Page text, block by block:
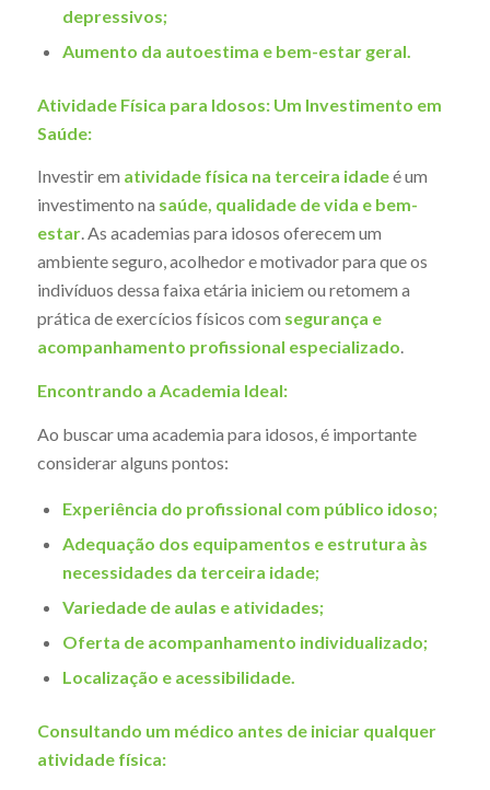
depressivos;
Aumento da autoestima e bem-estar geral.
Atividade Física para Idosos: Um Investimento em
Saúde:
Investir em atividade física na terceira idadeé um
investimento na saúde, qualidade de vida e bem-
estar. As academias para idosos oferecem um
ambiente seguro, acolhedor e motivador para que os
indivíduos dessa faixa etária iniciem ou retomem a
prática de exercícios físicos com segurança e
acompanhamento profissional especializado.
Encontrando a Academia Ideal:
Ao buscar uma academia para idosos, é importante
considerar alguns pontos:
Experiência do profissional com público idoso;
Adequação dos equipamentos e estrutura às
necessidades da terceira idade;
Variedade de aulas e atividades;
Oferta de acompanhamento individualizado;
Localização e acessibilidade.
Consultando um médico antes de iniciar qualquer
atividade física: